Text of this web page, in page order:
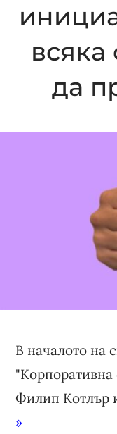
да
В началото на
"Корпоративна
Филип Котлър
»